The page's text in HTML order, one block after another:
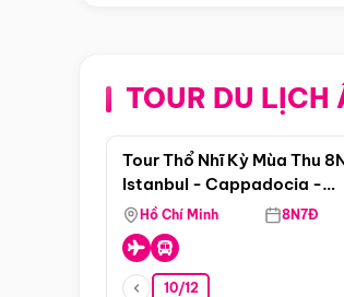
TOUR DU Điểm
Tour Thổ Nhĩ Kỳ Mùa Thu
Istanbul - Cappadocia -
Pamukkale
Hồ Chí Minh 8N7Đ
10/12